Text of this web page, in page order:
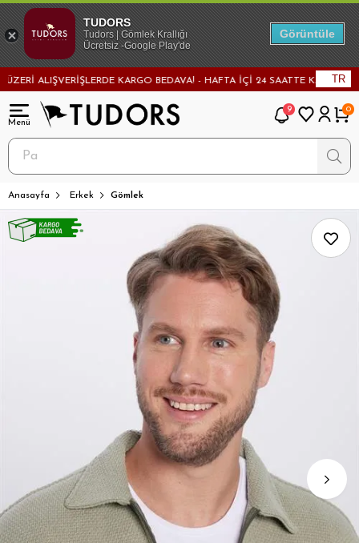
ALIŞVERİŞLERDE KARGO BEDAVA! - HAFTA İÇİ 24 SAATTE KARGODA! -
TR
9 0
Anasayfa Erkek Gömlek
TUDORS
Tudors | Gömlek Krallığı
Ücretsiz -Google Play'de
Görüntüle